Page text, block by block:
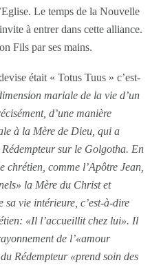
Le temps de la Nouvelle
à entrer dans cette alliance.
Fils par ses mains.
était « Totus Tuus » c’est-
mariale de la vie d’un
d’une manière
à la Mère de Dieu, qui a
sur le Golgotha. En
comme l’Apôtre Jean,
la Mère du Christ et
sa vie intérieure, c’est-à-dire
«Il l’accueillit chez lui». Il
de l’«amour
Rédempteur «prend soin des